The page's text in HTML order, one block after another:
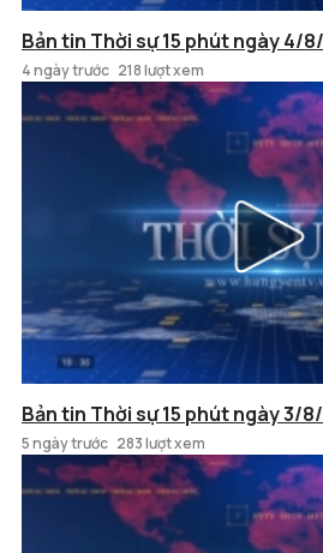
Bản tin Thời sự 15 phút ngày 4/
4 ngày trước 218 lượt xem
Bản tin Thời sự 15 phút ngày 3/
5 ngày trước 283 lượt xem